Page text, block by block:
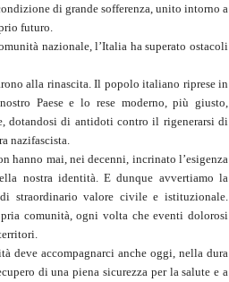
di grande sofferenza, unito intorno a
futuro.
nazionale, l’Italia ha superato ostacoli
alla rinascita. Il popolo italiano riprese in
Paese e lo rese moderno, più giusto,
dotandosi di antidoti contro il rigenerarsi di
nazifascista.
hanno mai, nei decenni, incrinato l’esigenza
nostra identità. E dunque avvertiamo la
straordinario valore civile e istituzionale.
comunità, ogni volta che eventi dolorosi
deve accompagnarci anche oggi, nella dura
di una piena sicurezza per la salute e a